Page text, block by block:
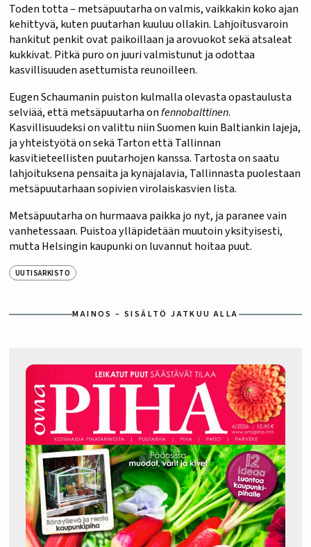
Toden totta – metsäpuutarha on valmis, vaikkakin koko ajan
kehittyvä, kuten puutarhan kuuluu ollakin. Lahjoitusvaroin
hankitut penkit ovat paikoillaan ja arovuokot sekä atsaleat
kukkivat. Pitkä puro on juuri valmistunut ja odottaa
kasvillisuuden asettumista reunoilleen.
Eugen Schaumanin puiston kulmalla olevasta opastaulusta
selviää, että metsäpuutarha onfennobalttinen.
Kasvillisuudeksi on valittu niin Suomen kuin Baltiankin lajeja,
ja yhteistyötä on sekä Tarton että Tallinnan
kasvitieteellisten puutarhojen kanssa. Tartosta on saatu
lahjoituksena pensaita ja kynäjalavia, Tallinnasta puolestaan
metsäpuutarhaan sopivien virolaiskasvien lista.
Metsäpuutarha on hurmaava paikka jo nyt, ja paranee vain
vanhetessaan. Puistoa ylläpidetään muutoin yksityisesti,
mutta Helsingin kaupunki on luvannut hoitaa puut.
UUTISARKISTO
MAINOS – SISÄLTÖ JATKUU ALLA